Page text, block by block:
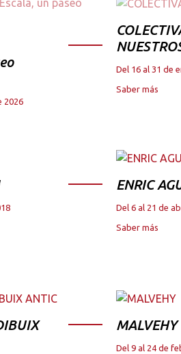
2026
Del 16 al 31 de
Saber más
ENRIC
Del 6 al 21 de
Saber más
MALVEHY
Del 9 al 24 de